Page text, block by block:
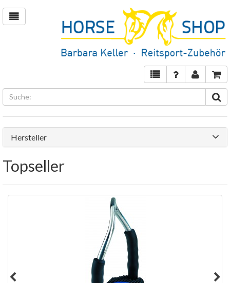
Hersteller
Topseller